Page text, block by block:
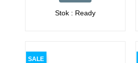
Stok : Ready
SALE